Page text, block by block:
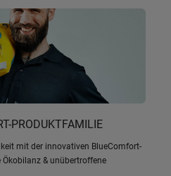
PRODUKTFAMILIE
mit der innovativen BlueComfort-
& unübertroffene